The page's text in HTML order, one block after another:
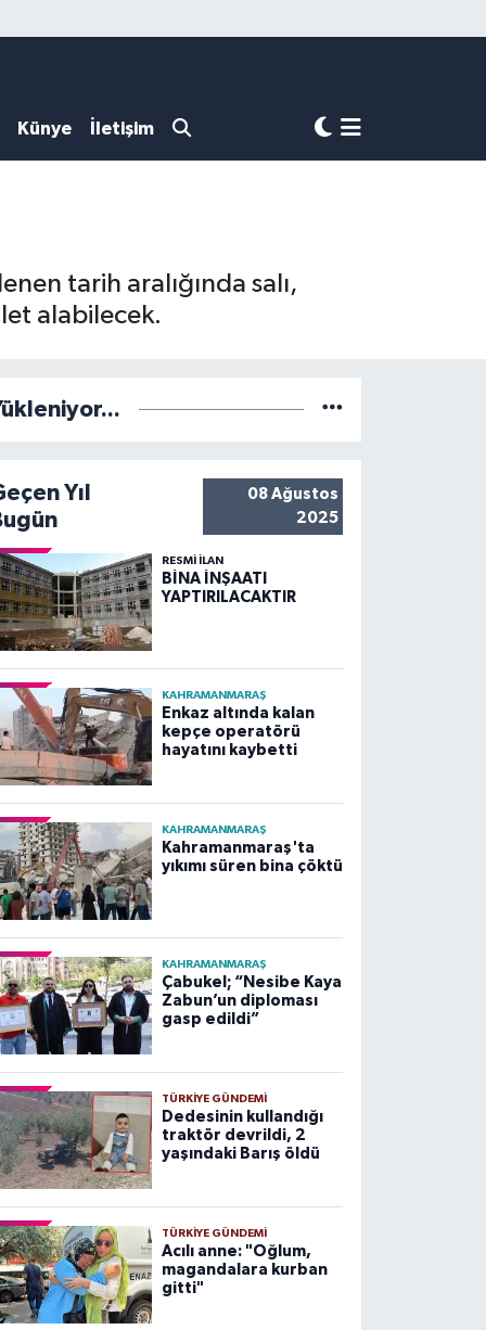
Künye İletişim
tarih aralığında salı,
alabilecek.
Yıl
08 Ağustos
2025
RESMİ İLAN
BİNA İNŞAATI
YAPTIRILACAKTIR
KAHRAMANMARAŞ
Enkaz altında kalan
kepçe operatörü
hayatını kaybetti
KAHRAMANMARAŞ
Kahramanmaraş'ta
yıkımı süren bina çöktü
KAHRAMANMARAŞ
Çabukel; “Nesibe Kaya
Zabun’un diploması
gasp edildi”
TÜRKIYE GÜNDEMI
Dedesinin kullandığı
traktör devrildi, 2
yaşındaki Barış öldü
TÜRKIYE GÜNDEMI
Acılı anne: "Oğlum,
magandalara kurban
gitti"